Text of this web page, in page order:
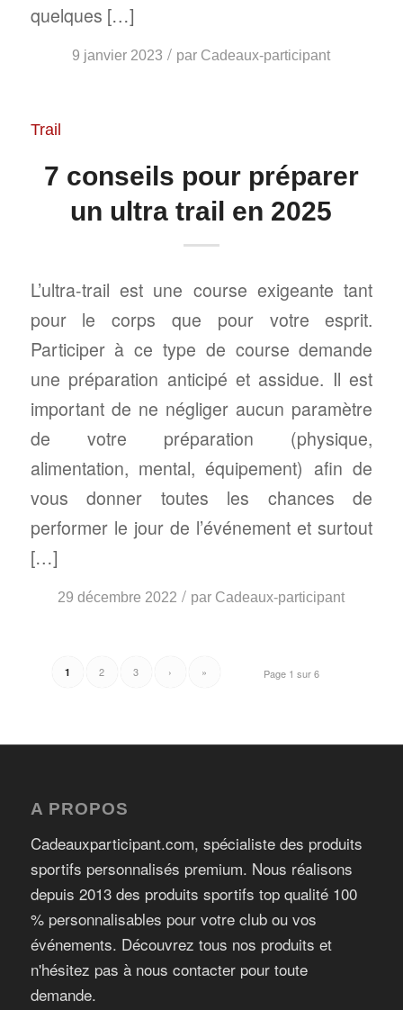
quelques […]
9 janvier 2023 / par Cadeaux-participant
Trail
7 conseils pour préparer
un ultra trail en 2025
L’ultra-trail est une course exigeante tant
pour le corps que pour votre esprit.
Participer à ce type de course demande
une préparation anticipé et assidue. Il est
important de ne négliger aucun paramètre
de votre préparation (physique,
alimentation, mental, équipement) afin de
vous donner toutes les chances de
performer le jour de l’événement et surtout
[…]
29 décembre 2022 / par Cadeaux-participant
Page 1 sur 6
1 2 3 › »
A PROPOS
Cadeauxparticipant.com, spécialiste des produits
sportifs personnalisés premium. Nous réalisons
depuis 2013 des produits sportifs top qualité 100
% personnalisables pour votre club ou vos
événements. Découvrez tous nos produits et
n'hésitez pas à nous contacter pour toute
demande.